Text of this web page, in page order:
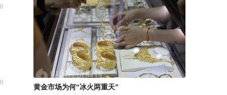
0
0
黄金市场为何“冰火两重天”